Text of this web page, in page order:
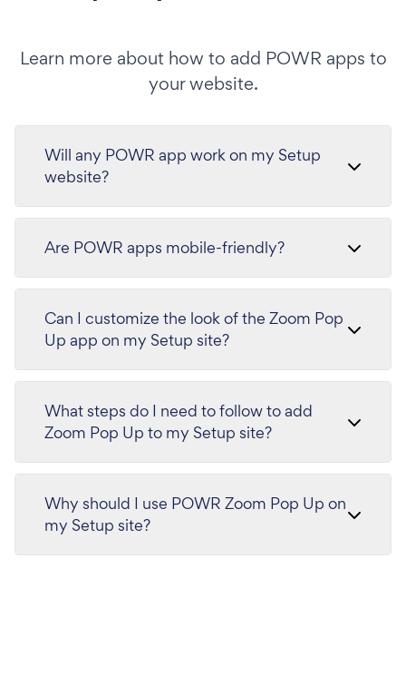
Learn more about how to add POWR apps to
your website.
Will any POWR app work on my Setup
website?
Are POWR apps mobile-friendly?
Can I customize the look of the Zoom Pop
Up app on my Setup site?
What steps do I need to follow to add
Zoom Pop Up to my Setup site?
Why should I use POWR Zoom Pop Up on
my Setup site?